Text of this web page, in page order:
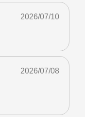
2026/07/10
2026/07/08